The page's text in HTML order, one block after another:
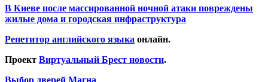
В Киеве после массированной ночной атаки повреждены
жилые дома и городская инфраструктура
Репетитор английского языка онлайн.
Проект Виртуальный Брест новости.
Выбор дверей Магна